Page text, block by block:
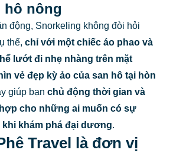
hô nông
động, Snorkeling không đòi hỏi
thể, chỉ với một chiếc áo phao và
lướt đi nhẹ nhàng trên mặt
vẻ đẹp kỳ ảo của san hô tại hòn
giúp bạn chủ động thời gian và
cho những ai muốn có sự
khám phá đại dương.
Travel là đơn vị